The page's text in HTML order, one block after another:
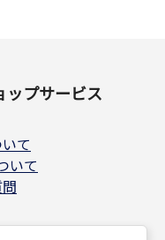
ップサービス
て
いて